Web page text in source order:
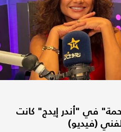
في "أندر إيدج" كانت
(فيديو)